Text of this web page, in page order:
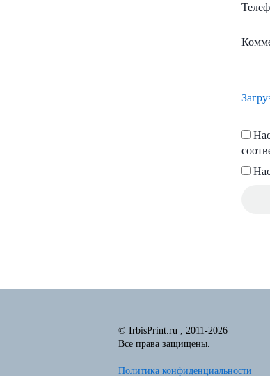
© IrbisPrint.ru , 2011-2026
Все права защищены.
Политика конфиденциальности